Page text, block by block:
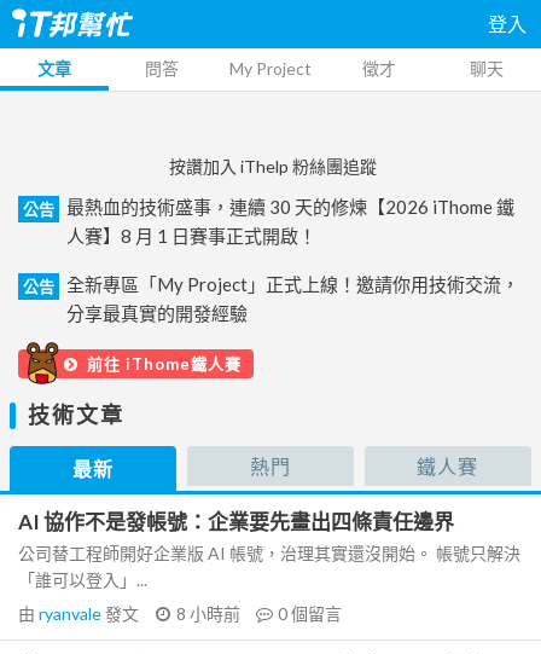
登入
文章 問答 My Project 徵才 聊天
按讚加入 iThelp 粉絲團追蹤
公告
最熱血的技術盛事，連續 30 天的修煉【2026 iThome 鐵
人賽】8 月 1 日賽事正式開啟！
公告
全新專區「My Project」正式上線！邀請你用技術交流，
分享最真實的開發經驗
前往 iThome鐵人賽
技術文章
最新 熱門 鐵人賽
AI 協作不是發帳號：企業要先畫出四條責任邊界
公司替工程師開好企業版 AI 帳號，治理其實還沒開始。 帳號只解決
「誰可以登入」...
由 ryanvale發文 8 小時前 0個留言